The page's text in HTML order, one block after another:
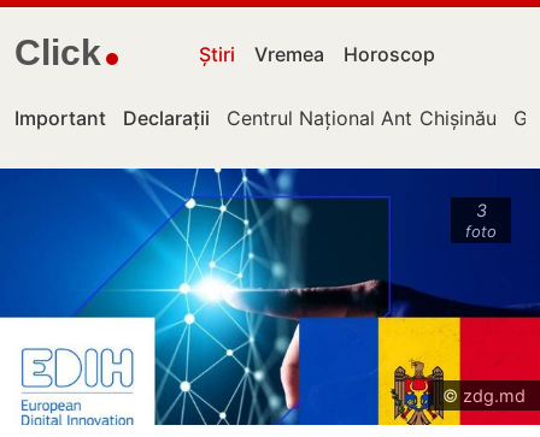
Click Știri Vremea Horoscop
Important Declarații Centrul Național Anticorupție
Chișinău
3
foto
© zdg.md